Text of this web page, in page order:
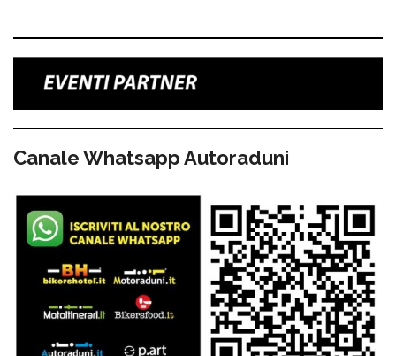
Canale Whatsapp Autoraduni